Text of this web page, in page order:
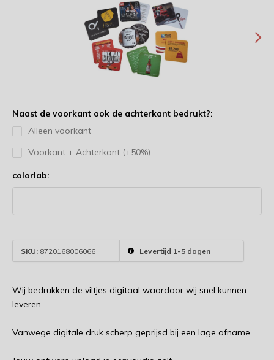
Naast de voorkant ook de achterkant bedrukt?:
Alleen voorkant
Voorkant + Achterkant (+50%)
colorlab:
SKU: 8720168006066 Levertijd 1-5 dagen
Wij bedrukken de viltjes digitaal waardoor wij snel kunnen
leveren
Vanwege digitale druk scherp geprijsd bij een lage afname